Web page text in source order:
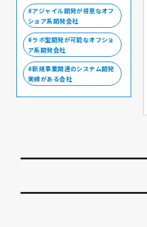
アジャイル開発が得意なオフ
ショア系開発会社
ラボ型開発が可能なオフショ
ア系開発会社
新規事業関連のシステム開発
実績がある会社